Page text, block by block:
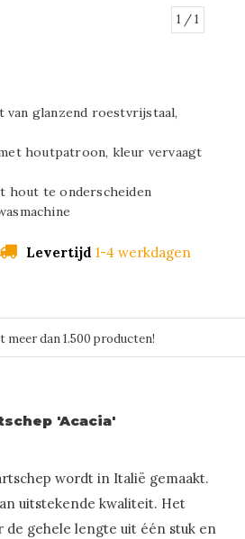
1 / 1
glanzend roestvrijstaal,
houtpatroon, kleur vervaagt
hout te onderscheiden
Levertijd 1-4 werkdagen
meer dan 1.500 producten!
'Acacia'
wordt in Italië gemaakt.
uitstekende kwaliteit. Het
de gehele lengte uit één stuk en